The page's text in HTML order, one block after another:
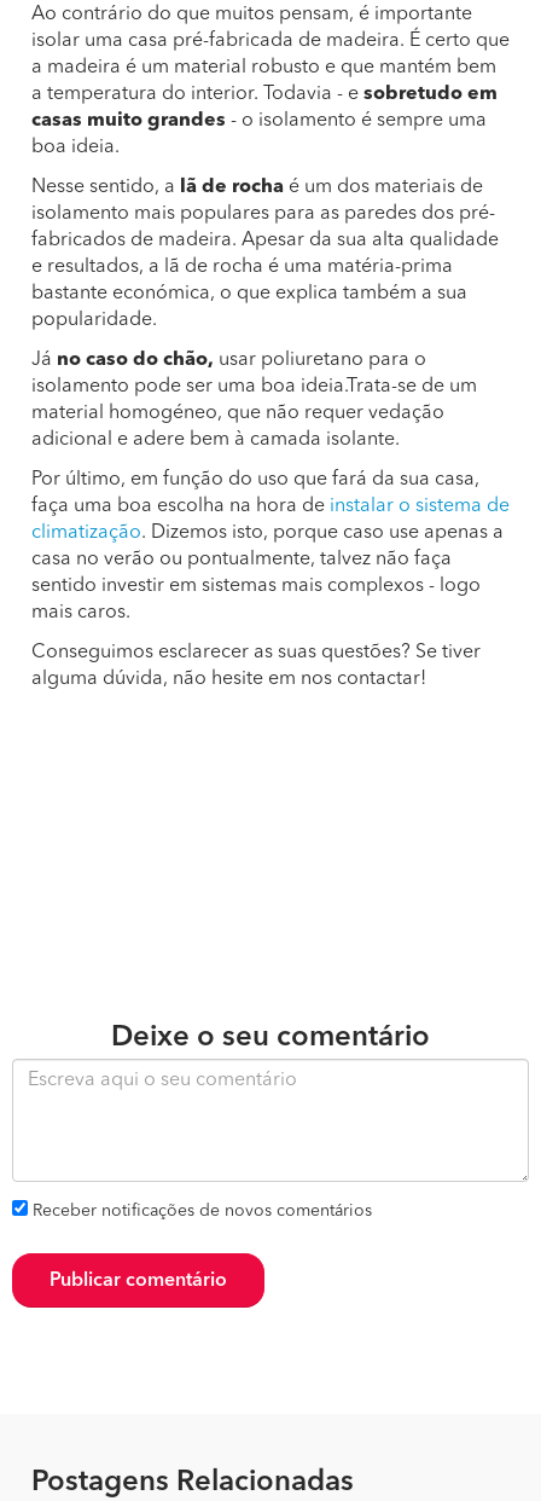
Ao contrário do que muitos pensam, é importante
isolar uma casa pré-fabricada de madeira. É certo que
a madeira é um material robusto e que mantém bem
a temperatura do interior. Todavia - e sobretudo em
casas muito grandes - o isolamento é sempre uma
boa ideia.
Nesse sentido, a lã de rocha é um dos materiais de
isolamento mais populares para as paredes dos pré-
fabricados de madeira. Apesar da sua alta qualidade
e resultados, a lã de rocha é uma matéria-prima
bastante económica, o que explica também a sua
popularidade.
Já no caso do chão, usar poliuretano para o
isolamento pode ser uma boa ideia.Trata-se de um
material homogéneo, que não requer vedação
adicional e adere bem à camada isolante.
Por último, em função do uso que fará da sua casa,
faça uma boa escolha na hora de instalar o sistema de
climatização. Dizemos isto, porque caso use apenas a
casa no verão ou pontualmente, talvez não faça
sentido investir em sistemas mais complexos - logo
mais caros.
Conseguimos esclarecer as suas questões? Se tiver
alguma dúvida, não hesite em nos contactar!
Deixe o seu comentário
Receber notificações de novos comentários
Publicar comentário
Postagens Relacionadas